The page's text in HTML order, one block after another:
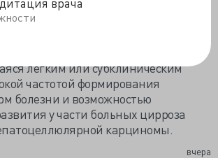
взрослых (2026). Предназначены для
лечению и профилактике
передачи возбудителя,
легким или субклиническим
частотой формирования
болезни и возможностью
у части больных цирроза
карциномы.
вчера